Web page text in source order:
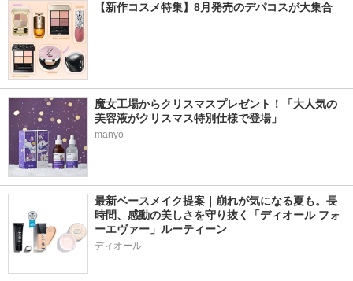
【新作コスメ特集】8月発売のデパコスが大集合
魔女工場からクリスマスプレゼント！「大人気の
美容液がクリスマス特別仕様で登場」
manyo
最新ベースメイク提案｜崩れが気になる夏も。長
時間、感動の美しさを守り抜く「ディオール フォ
ーエヴァー」ルーティーン
ディオール